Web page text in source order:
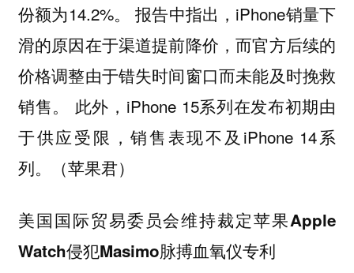
份额为14.2%。 报告中指出，iPhone销量下
滑的原因在于渠道提前降价，而官方后续的
价格调整由于错失时间窗口而未能及时挽救
销售。 此外，iPhone 15系列在发布初期由
于供应受限，销售表现不及iPhone 14系
列。（苹果君）
美国国际贸易委员会维持裁定苹果Apple
Watch侵犯Masimo脉搏血氧仪专利